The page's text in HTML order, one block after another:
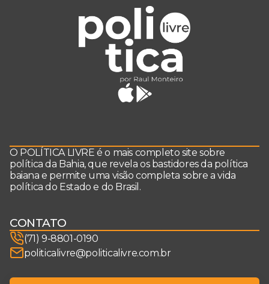
O POLÍTICA LIVRE é o mais completo site sobre
política da Bahia, que revela os bastidores da política
baiana e permite uma visão completa sobre a vida
política do Estado e do Brasil.
CONTATO
(71) 9-8801-0190
politicalivre@politicalivre.com.br